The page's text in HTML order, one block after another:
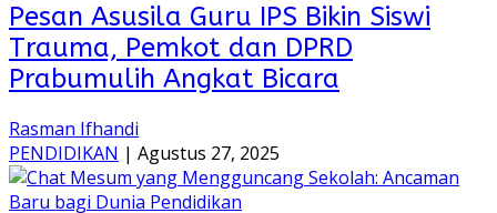
Pesan Asusila Guru IPS Bikin Siswi
Trauma, Pemkot dan DPRD
Prabumulih Angkat Bicara
Rasman Ifhandi
PENDIDIKAN | Agustus 27, 2025